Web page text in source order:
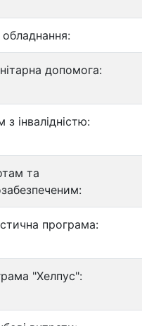
допомога:
з інвалідністю:
та
програма:
"Хелпус":